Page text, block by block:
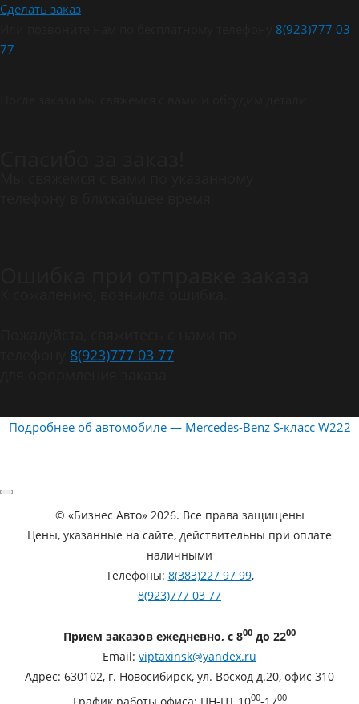
Сделать заказ
8(923)777 03
77
8(923)777 03 77
Подробнее об автомобиле — Mercedes-Benz S-класс W222
© «Бизнес Авто»2026. Все права защищены
Цены, указанные на сайте, действительны при оплате
наличными
Телефоны: 8(383)227 97 99,
8(923)777 03 77
Прием заказов ежедневно, с 800 до 2200
Email: viptaxinsk@yandex.ru
Адрес: 630102, г. Новосибирск, ул. Восход д.20, офис 310
График работы офиса: ПН-ПТ 1000-1700